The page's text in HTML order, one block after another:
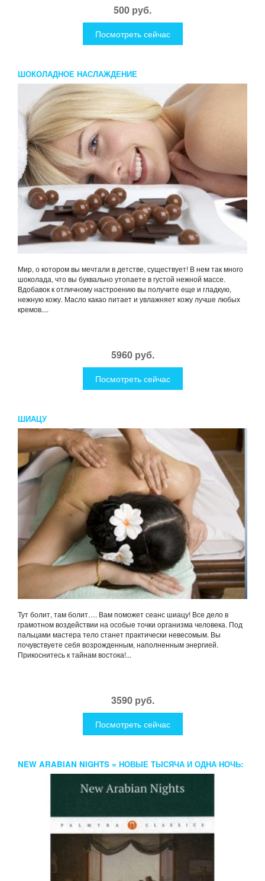
500 руб.
Посмотреть сейчас
ШОКОЛАДНОЕ НАСЛАЖДЕНИЕ
Мир, о котором вы мечтали в детстве, существует! В нем так много
шоколада, что вы буквально утопаете в густой нежной массе.
Вдобавок к отличному настроению вы получите еще и гладкую,
нежную кожу. Масло какао питает и увлажняет кожу лучше любых
кремов....
5960 руб.
Посмотреть сейчас
ШИАЦУ
Тут болит, там болит…. Вам поможет сеанс шиацу! Все дело в
грамотном воздействии на особые точки организма человека. Под
пальцами мастера тело станет практически невесомым. Вы
почувствуете себя возрожденным, наполненным энергией.
Прикоснитесь к тайнам востока!...
3590 руб.
Посмотреть сейчас
NEW ARABIAN NIGHTS = НОВЫЕ ТЫСЯЧА И ОДНА НОЧЬ:
ПОВЕСТИ, РАССКАЗЫ НА АНГЛ.ЯЗ. СТИВЕНСОН Р.Л.